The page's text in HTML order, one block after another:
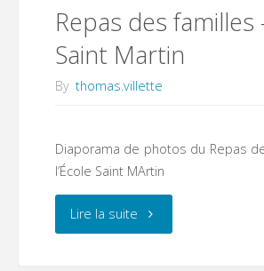
Repas des familles
Saint Martin
By thomas.villette
Diaporama de photos du Repas
l’École Saint MArtin
Lire la suite"Repas